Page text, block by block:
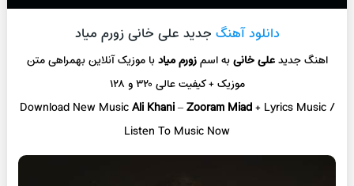
دانلود آهنگ جدید علی خانی زورم میاد
اهنگ جدیدعلی خانیبه اسمزورم میادبا موزیک آنلاینبهمراهی متن
موزیک + کیفیت عالی ۳۲۰ و ۱۲۸
Download New MusicAli Khani–Zooram Miad+ Lyrics Music /
Listen To Music Now